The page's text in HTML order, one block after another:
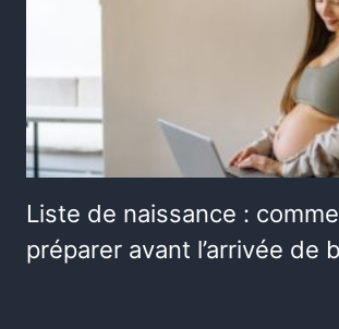
Liste de naissance :
préparer avant l’arrivée de